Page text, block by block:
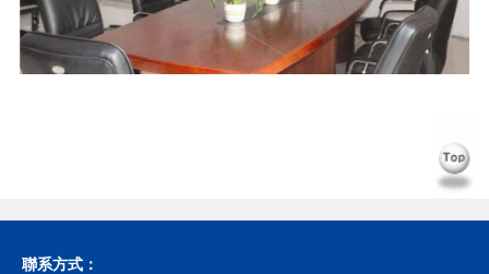
聯系方式：